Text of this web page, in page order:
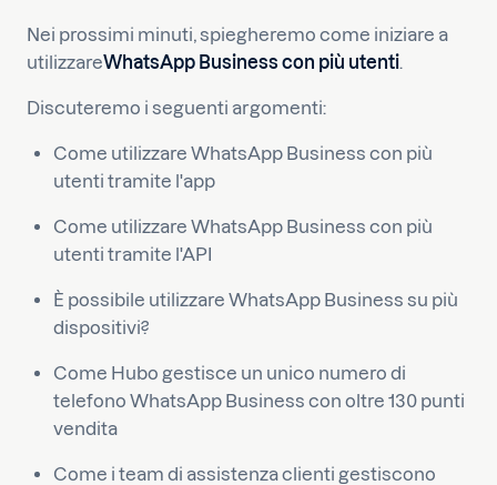
Nei prossimi minuti, spiegheremo come iniziare a
utilizzareWhatsApp Business con più utenti.
Discuteremo i seguenti argomenti:
Come utilizzare WhatsApp Business con più
utenti tramite l'app
Come utilizzare WhatsApp Business con più
utenti tramite l'API
È possibile utilizzare WhatsApp Business su più
dispositivi?
Come Hubo gestisce un unico numero di
telefono WhatsApp Business con oltre 130 punti
vendita
Come i team di assistenza clienti gestiscono